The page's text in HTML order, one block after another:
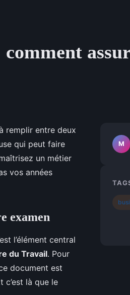
remplir entre deux
qui peut faire
un métier
vos années
examen
l’élément central
du Travail. Pour
document est
c’est là que le
M